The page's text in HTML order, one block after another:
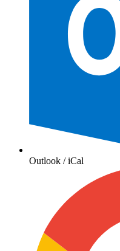
Outlook / iCal